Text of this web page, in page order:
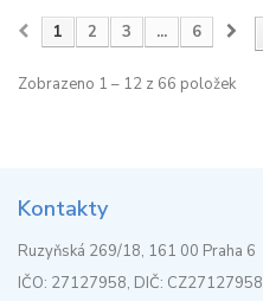
1 2 3 ... 6
Zobrazeno 1 – 12 z 66 položek
Kontakty
Ruzyňská 269/18, 161 00 Praha 6
IČO: 27127958, DIČ: CZ27127958